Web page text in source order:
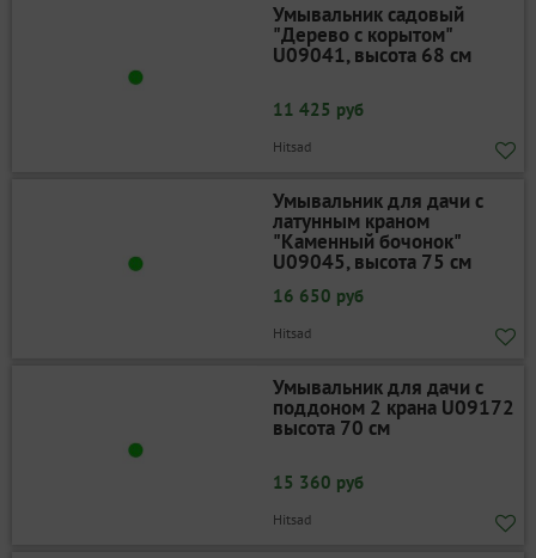
Умывальник садовый
"Дерево с корытом"
U09041, высота 68 см
11 425 руб
Hitsad
Умывальник для дачи с
латунным краном
"Каменный бочонок"
U09045, высота 75 см
16 650 руб
Hitsad
Умывальник для дачи с
поддоном 2 крана U09172
высота 70 см
15 360 руб
Hitsad